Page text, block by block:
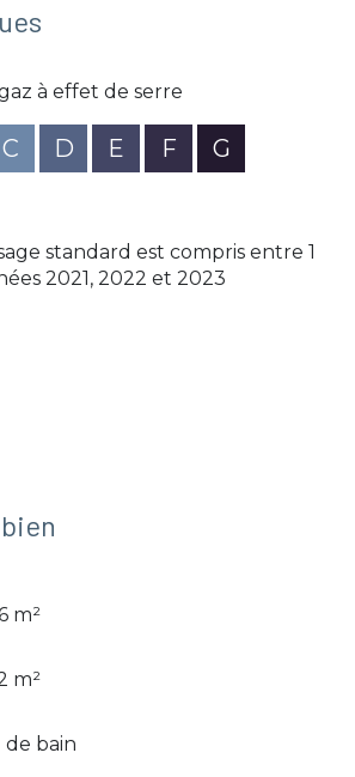
à effet de serre
C D E F G
standard est compris entre 1
2021, 2022 et 2023
m²
m²
de bain